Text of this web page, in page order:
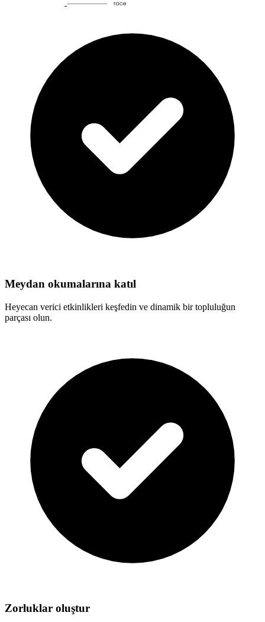
Meydan okumalarına katıl
Heyecan verici etkinlikleri keşfedin ve dinamik bir topluluğun
parçası olun.
Zorluklar oluştur